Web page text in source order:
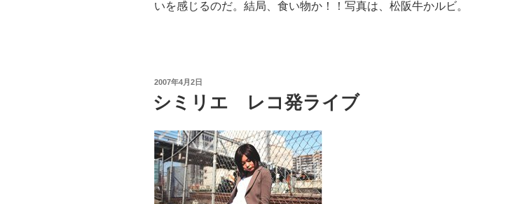
いを感じるのだ。結局、食い物か！！写真は、松阪牛かルビ。
投
日:
2007年4月2日
シミリエ レコ発ライブ